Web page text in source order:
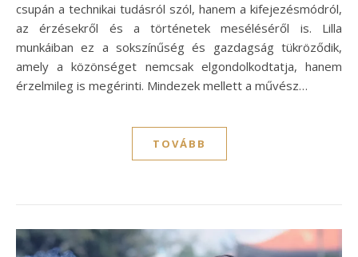
csupán a technikai tudásról szól, hanem a kifejezésmódról,
az érzésekről és a történetek meséléséről is. Lilla
munkáiban ez a sokszínűség és gazdagság tükröződik,
amely a közönséget nemcsak elgondolkodtatja, hanem
érzelmileg is megérinti. Mindezek mellett a művész…
TOVÁBB